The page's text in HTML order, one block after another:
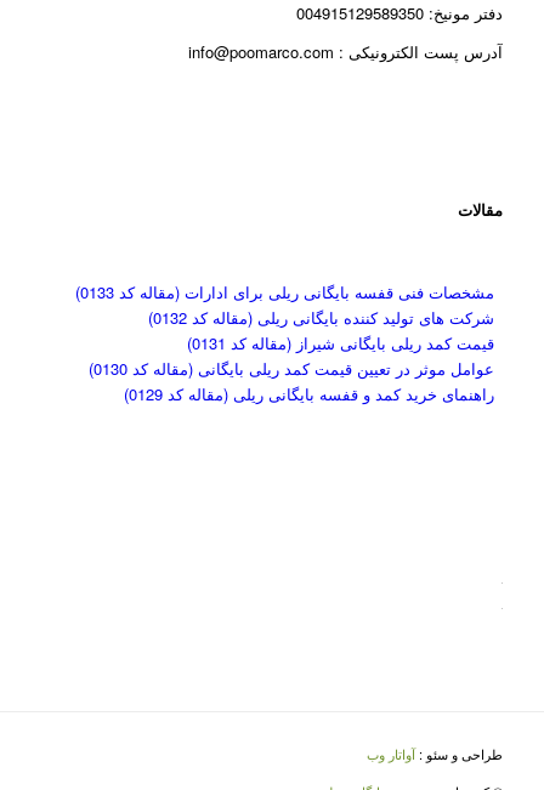
دفتر مونیخ: 004915129589350
آدرس پست الکترونیکی : info@poomarco.com
مقالات
مشخصات فنی قفسه بایگانی ریلی برای ادارات (مقاله کد 0133)
شرکت های تولید کننده بایگانی ریلی (مقاله کد 0132)
قیمت کمد ریلی بایگانی شیراز (مقاله کد 0131)
عوامل موثر در تعیین قیمت کمد ریلی بایگانی (مقاله کد 0130)
راهنمای خرید کمد و قفسه بایگانی ریلی (مقاله کد 0129)
طراحی و سئو :آواتار وب